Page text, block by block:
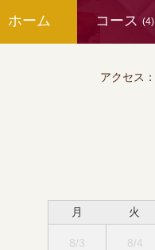
ホーム コース (4)
アクセス：
月 火
8/3
8/4